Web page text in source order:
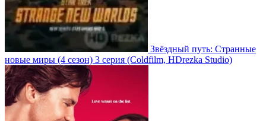
Звёздный путь: Странные
новые миры (4 сезон) 3 серия (Coldfilm, HDrezka Studio)